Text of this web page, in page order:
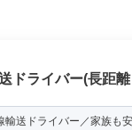
ドライバー(長距
輸送ドライバー／家族も